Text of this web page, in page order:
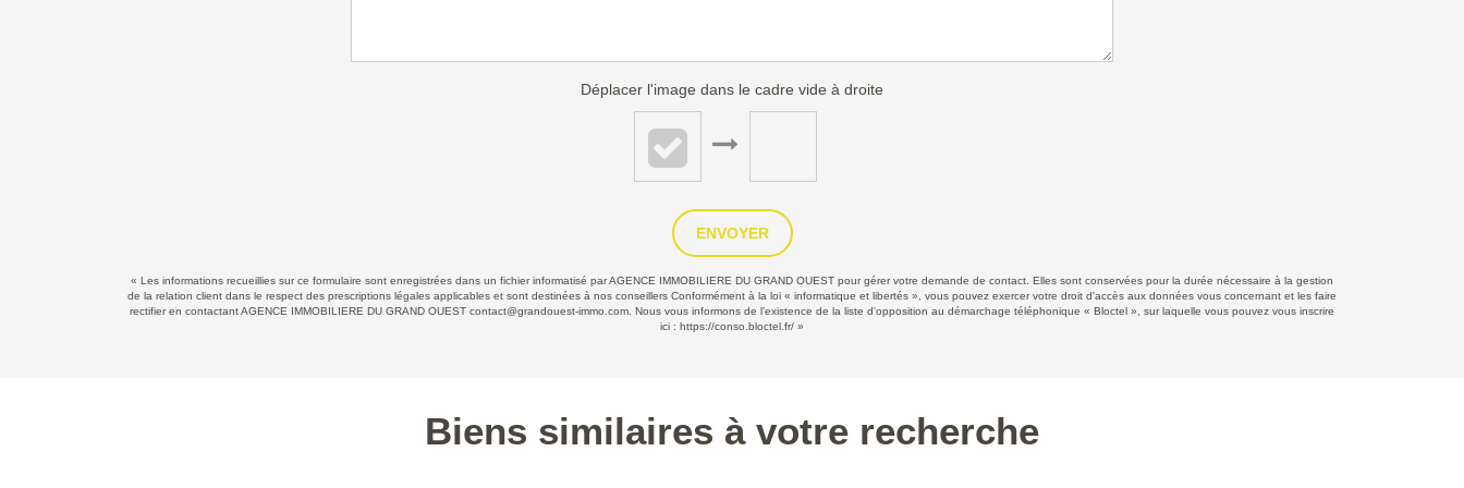
Déplacer l'image dans le cadre vide à droite
ENVOYER
« Les informations recueillies sur ce formulaire sont enregistrées dans un fichier informatisé par AGENCE IMMOBILIERE DU GRAND OUEST pour gérer votre demande de contact. Elles sont conservées pour la durée nécessaire à la gestion
de la relation client dans le respect des prescriptions légales applicables et sont destinées à nos conseillers Conformément à la loi « informatique et libertés », vous pouvez exercer votre droit d'accès aux données vous concernant et les faire
rectifier en contactant AGENCE IMMOBILIERE DU GRAND OUEST contact@grandouest-immo.com. Nous vous informons de l’existence de la liste d'opposition au démarchage téléphonique « Bloctel », sur laquelle vous pouvez vous inscrire
ici : https://conso.bloctel.fr/ »
Biens similaires à votre recherche